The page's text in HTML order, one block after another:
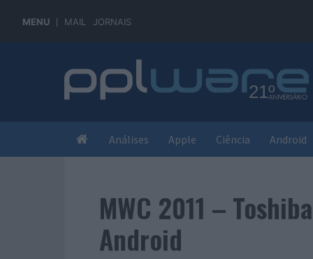
MENU MAIL JORNAIS
Análises Apple Ciência Android
MWC 2011 –
Android